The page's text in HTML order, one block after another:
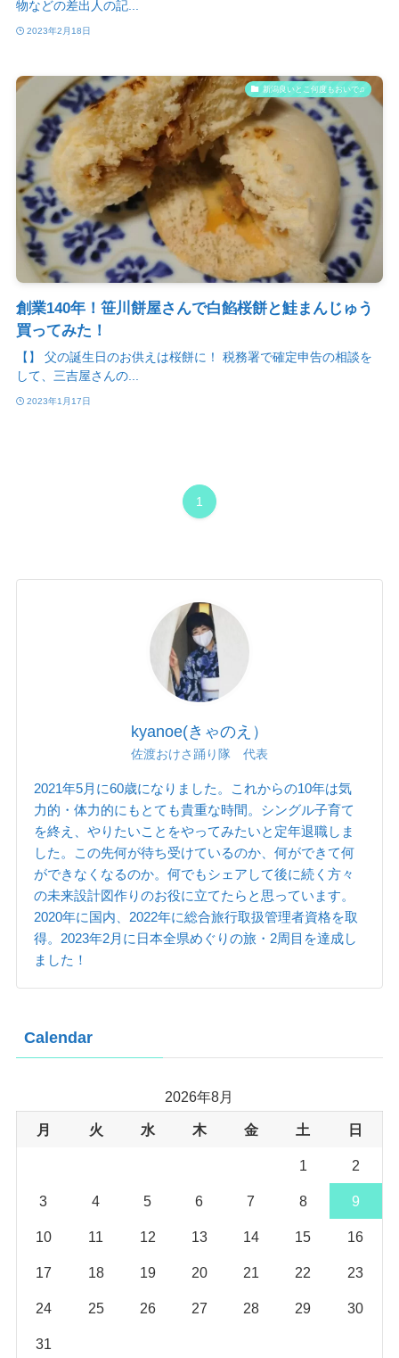
物などの差出人の記...
2023年2月18日
新潟良いとこ何度もおいで♫
創業140年！笹川餅屋さんで白餡桜餅と鮭まんじゅう
買ってみた！
【】 父の誕生日のお供えは桜餅に！ 税務署で確定申告の相談を
して、三吉屋さんの...
2023年1月17日
1
kyanoe(きゃのえ）
佐渡おけさ踊り隊 代表
2021年5月に60歳になりました。これからの10年は気
力的・体力的にもとても貴重な時間。シングル子育て
を終え、やりたいことをやってみたいと定年退職しま
した。この先何が待ち受けているのか、何ができて何
ができなくなるのか。何でもシェアして後に続く方々
の未来設計図作りのお役に立てたらと思っています。
2020年に国内、2022年に総合旅行取扱管理者資格を取
得。2023年2月に日本全県めぐりの旅・2周目を達成し
ました！
Calendar
2026年8月
月 火 水 木 金 土 日
1 2
3 4 5 6 7 8 9
10 11 12 13 14 15 16
17 18 19 20 21 22 23
24 25 26 27 28 29 30
31